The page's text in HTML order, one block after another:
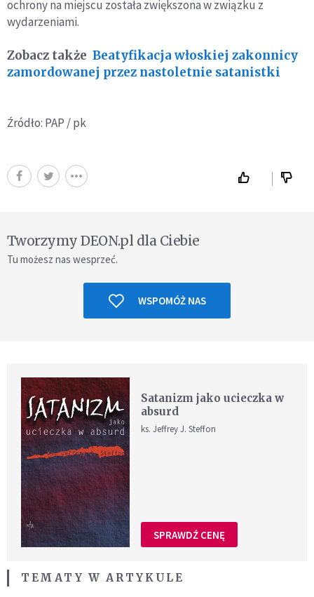
ochrony na miejscu została zwiększona w związku z
wydarzeniami.
Zobacz także Beatyfikacja włoskiej zakonnicy
zamordowanej przez nastoletnie satanistki
Źródło: PAP / pk
Tworzymy DEON.pl dla Ciebie
Tu możesz nas wesprzeć.
WSPOMÓŻ NAS
Satanizm jako ucieczka w
absurd
ks. Jeffrey J. Steffon
SPRAWDŹ CENĘ
TEMATY W ARTYKULE